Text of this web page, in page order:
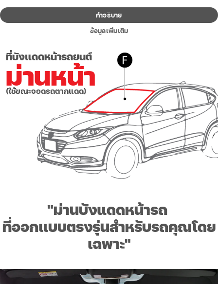
คำอธิบาย
ข้อมูลเพิ่มเติม
ที่บังแดดหน้ารถยนต์
ม่านหน้า
(ใช้ขณะจอดรถตากแดด)
"ม่านบังแดดหน้ารถ
ที่ออกแบบตรงรุ่นสำหรับรถคุณโดย
เฉพาะ"